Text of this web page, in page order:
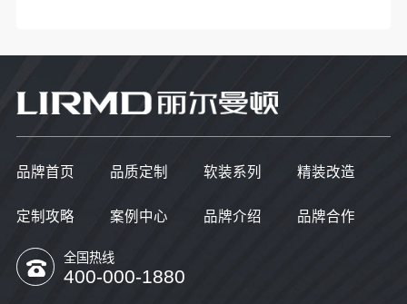
品牌首页 品质定制 软装系列 精装改造
定制攻略 案例中心 品牌介绍 品牌合作
全国热线
400-000-1880